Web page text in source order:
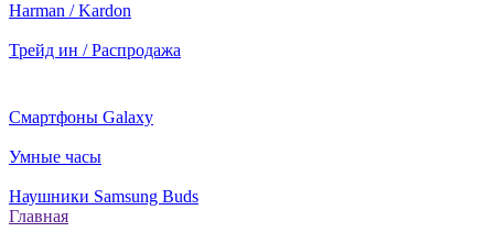
Harman / Kardon
Трейд ин / Распродажа
Смартфоны Galaxy
Умные часы
Наушники Samsung Buds
Главная